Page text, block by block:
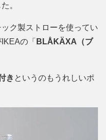
。
ク製ストローを使ってい
の「 BLÅKÄXA（ブ
き というのもうれしいポ